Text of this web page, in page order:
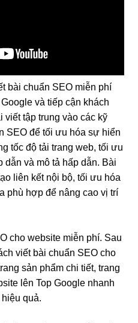
bài chuẩn SEO miễn phí
và tiếp cận khách
viết tập trung vào các kỹ
SEO để tối ưu hóa sự hiển
tốc độ tải trang web, tối ưu
dẫn và mô tả hấp dẫn. Bài
liên kết nội bộ, tối ưu hóa
phù hợp để nâng cao vị trí
cho website miễn phí. Sau
viết bài chuẩn SEO cho
sản phẩm chi tiết, trang
lên Top Google nhanh
quả.